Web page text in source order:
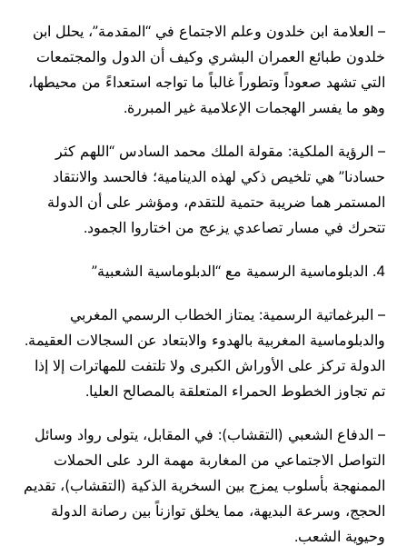
– العلامة ابن خلدون وعلم الاجتماع في “المقدمة”، يحلل ابن
خلدون طبائع العمران البشري وكيف أن الدول والمجتمعات
التي تشهد صعوداً وتطوراً غالباً ما تواجه استعداءً من محيطها،
وهو ما يفسر الهجمات الإعلامية غير المبررة.
– الرؤية الملكية: مقولة الملك محمد السادس “اللهم كثر
حسادنا” هي تلخيص ذكي لهذه الدينامية؛ فالحسد والانتقاد
المستمر هما ضريبة حتمية للتقدم، ومؤشر على أن الدولة
تتحرك في مسار تصاعدي يزعج من اختاروا الجمود.
4. الدبلوماسية الرسمية مع “الدبلوماسية الشعبية”
– البرغماتية الرسمية: يمتاز الخطاب الرسمي المغربي
والدبلوماسية المغربية بالهدوء والابتعاد عن السجالات العقيمة.
الدولة تركز على الأوراش الكبرى ولا تلتفت للمهاترات إلا إذا
تم تجاوز الخطوط الحمراء المتعلقة بالمصالح العليا.
– الدفاع الشعبي (التقشاب): في المقابل، يتولى رواد وسائل
التواصل الاجتماعي من المغاربة مهمة الرد على الحملات
الممنهجة بأسلوب يمزج بين السخرية الذكية (التقشاب)، تقديم
الحجج، وسرعة البديهة، مما يخلق توازناً بين رصانة الدولة
وحيوية الشعب.